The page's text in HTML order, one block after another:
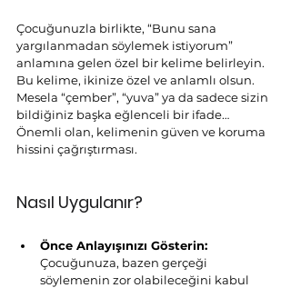
Çocuğunuzla birlikte, “Bunu sana
yargılanmadan söylemek istiyorum”
anlamına gelen özel bir kelime belirleyin.
Bu kelime, ikinize özel ve anlamlı olsun.
Mesela “çember”, “yuva” ya da sadece sizin
bildiğiniz başka eğlenceli bir ifade…
Önemli olan, kelimenin güven ve koruma
hissini çağrıştırması.
Nasıl Uygulanır?
Önce Anlayışınızı Gösterin:
Çocuğunuza, bazen gerçeği
söylemenin zor olabileceğini kabul